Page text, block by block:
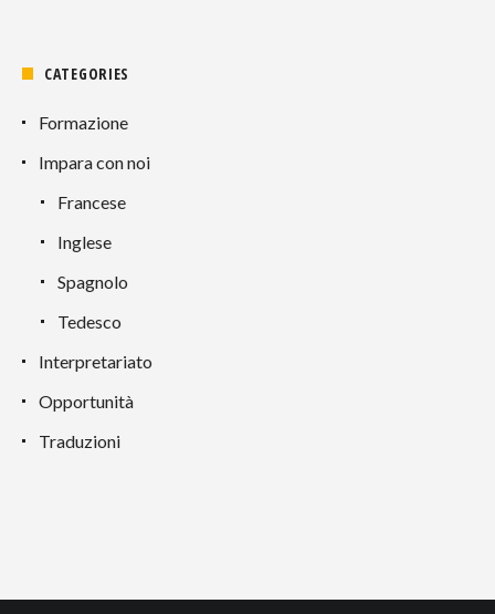
CATEGORIES
Formazione
Impara con noi
Francese
Inglese
Spagnolo
Tedesco
Interpretariato
Opportunità
Traduzioni